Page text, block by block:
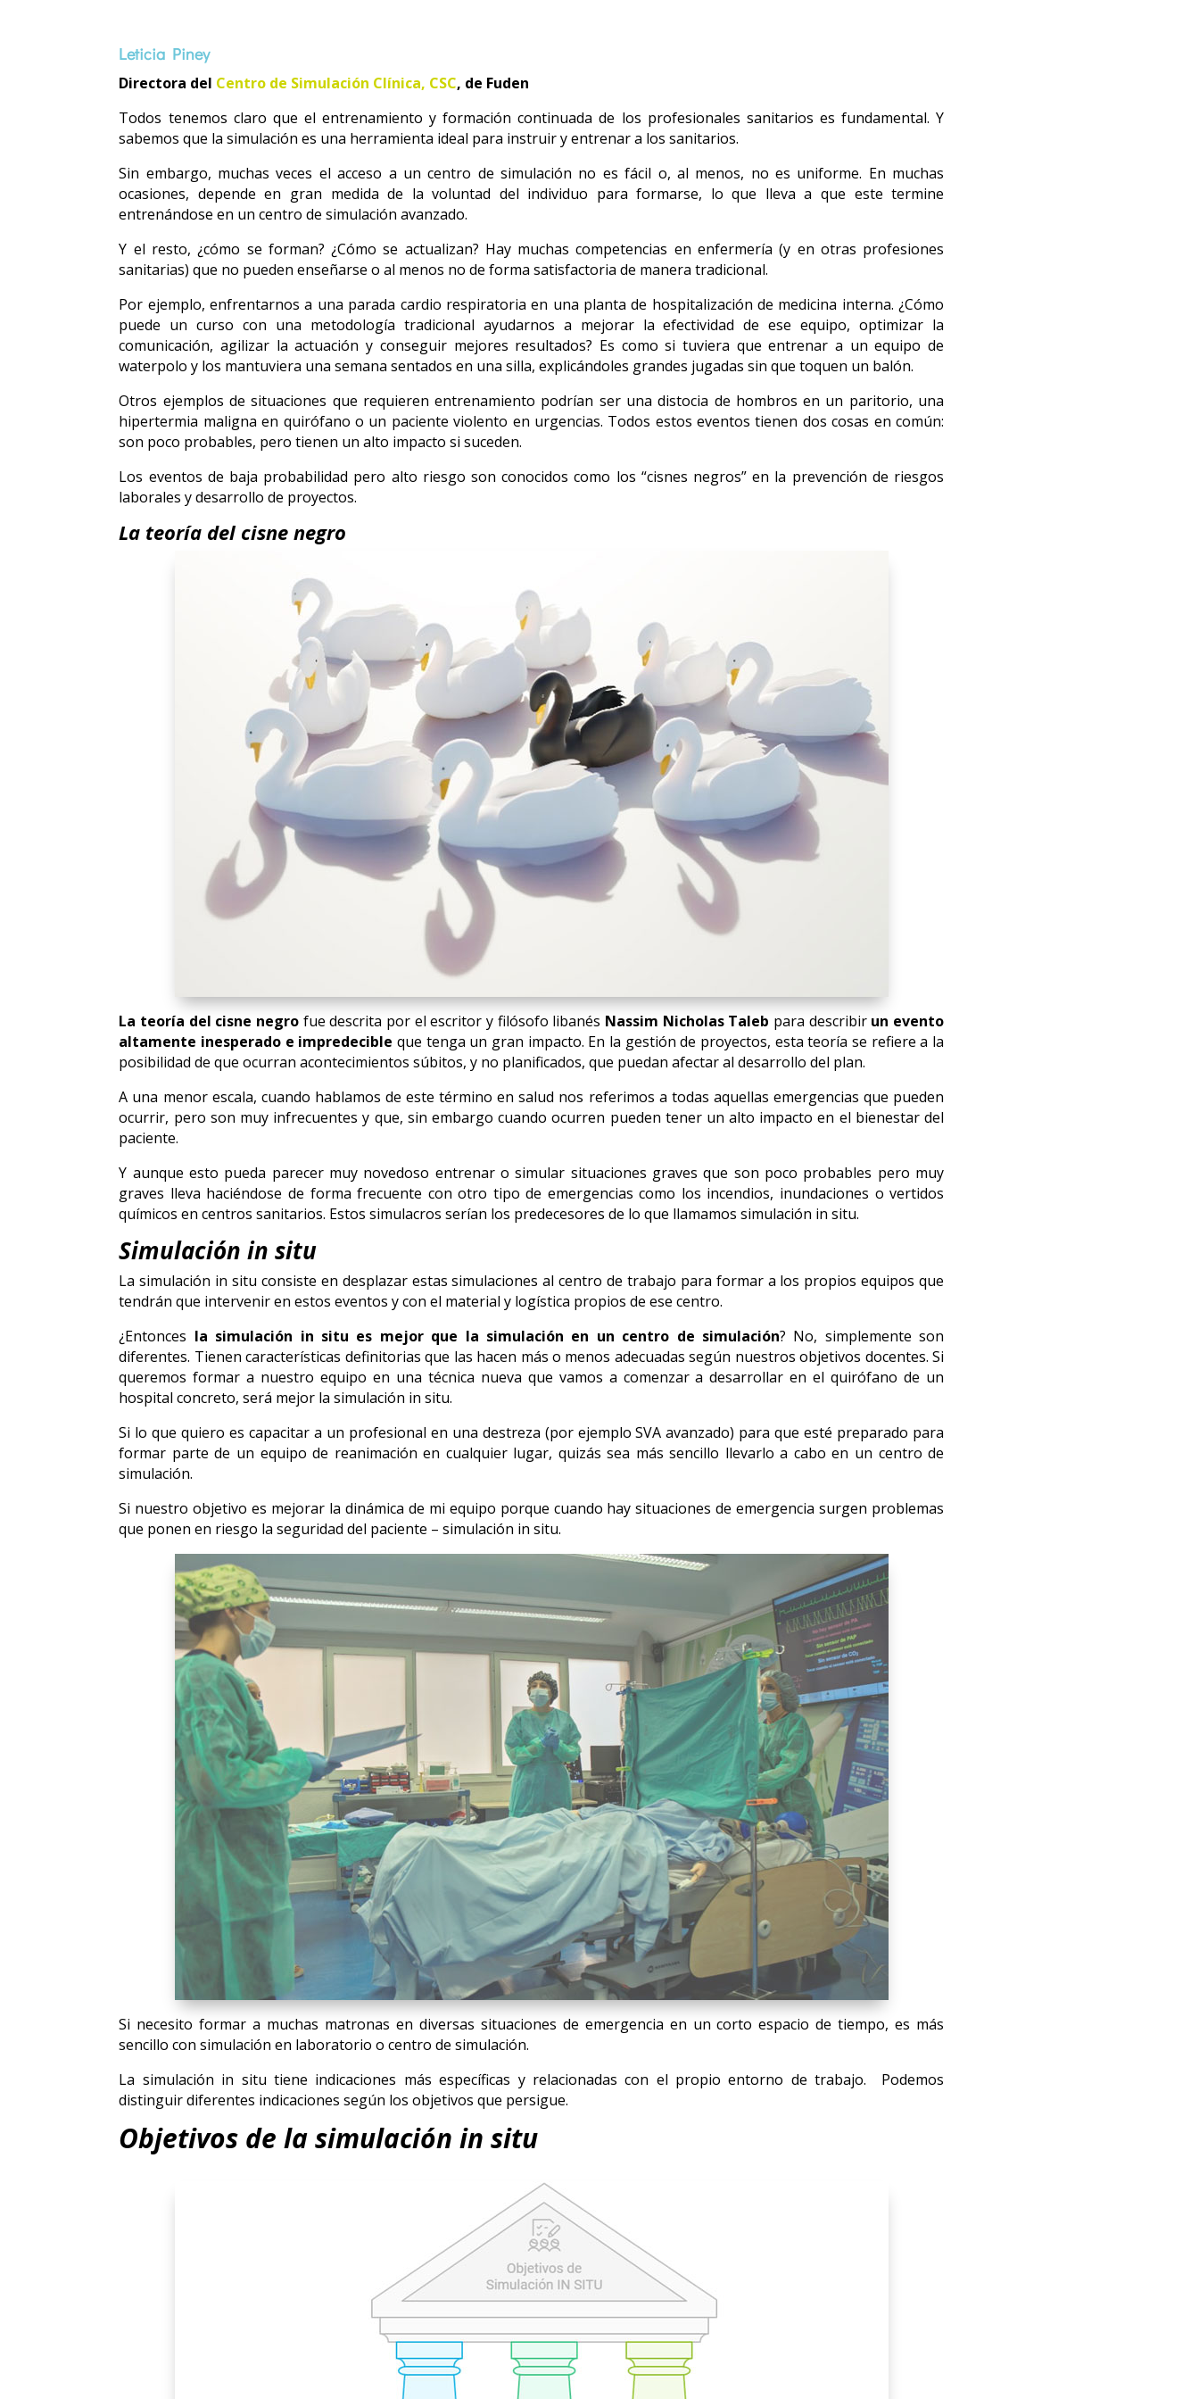
Leticia Piney
Directora del Centro de Simulación Clínica, CSC, de Fuden
Todos tenemos claro que el entrenamiento y formación continuada de los profesionales sanitarios es fundamental. Y
sabemos que la simulación es una herramienta ideal para instruir y entrenar a los sanitarios.
Sin embargo, muchas veces el acceso a un centro de simulación no es fácil o, al menos, no es uniforme. En muchas
ocasiones, depende en gran medida de la voluntad del individuo para formarse, lo que lleva a que este termine
entrenándose en un centro de simulación avanzado.
Y el resto, ¿cómo se forman? ¿Cómo se actualizan? Hay muchas competencias en enfermería (y en otras profesiones
sanitarias) que no pueden enseñarse o al menos no de forma satisfactoria de manera tradicional.
Por ejemplo, enfrentarnos a una parada cardio respiratoria en una planta de hospitalización de medicina interna. ¿Cómo
puede un curso con una metodología tradicional ayudarnos a mejorar la efectividad de ese equipo, optimizar la
comunicación, agilizar la actuación y conseguir mejores resultados? Es como si tuviera que entrenar a un equipo de
waterpolo y los mantuviera una semana sentados en una silla, explicándoles grandes jugadas sin que toquen un balón.
Otros ejemplos de situaciones que requieren entrenamiento podrían ser una distocia de hombros en un paritorio, una
hipertermia maligna en quirófano o un paciente violento en urgencias. Todos estos eventos tienen dos cosas en común:
son poco probables, pero tienen un alto impacto si suceden.
Los eventos de baja probabilidad pero alto riesgo son conocidos como los “cisnes negros” en la prevención de riesgos
laborales y desarrollo de proyectos.
La teoría del cisne negro
La teoría del cisne negro fue descrita por el escritor y filósofo libanés Nassim Nicholas Taleb para describirun evento
altamente inesperado e impredecible que tenga un gran impacto. En la gestión de proyectos, esta teoría se refiere a la
posibilidad de que ocurran acontecimientos súbitos, y no planificados, que puedan afectar al desarrollo del plan.
A una menor escala, cuando hablamos de este término en salud nos referimos a todas aquellas emergencias que pueden
ocurrir, pero son muy infrecuentes y que, sin embargo cuando ocurren pueden tener un alto impacto en el bienestar del
paciente.
Y aunque esto pueda parecer muy novedoso entrenar o simular situaciones graves que son poco probables pero muy
graves lleva haciéndose de forma frecuente con otro tipo de emergencias como los incendios, inundaciones o vertidos
químicos en centros sanitarios. Estos simulacros serían los predecesores de lo que llamamos simulación in situ.
Simulación in situ
La simulación in situ consiste en desplazar estas simulaciones al centro de trabajo para formar a los propios equipos que
tendrán que intervenir en estos eventos y con el material y logística propios de ese centro.
¿Entonces la simulación in situ es mejor que la simulación en un centro de simulación? No, simplemente son
diferentes. Tienen características definitorias que las hacen más o menos adecuadas según nuestros objetivos docentes. Si
queremos formar a nuestro equipo en una técnica nueva que vamos a comenzar a desarrollar en el quirófano de un
hospital concreto, será mejor la simulación in situ.
Si lo que quiero es capacitar a un profesional en una destreza (por ejemplo SVA avanzado) para que esté preparado para
formar parte de un equipo de reanimación en cualquier lugar, quizás sea más sencillo llevarlo a cabo en un centro de
simulación.
Si nuestro objetivo es mejorar la dinámica de mi equipo porque cuando hay situaciones de emergencia surgen problemas
que ponen en riesgo la seguridad del paciente – simulación in situ.
Si necesito formar a muchas matronas en diversas situaciones de emergencia en un corto espacio de tiempo, es más
sencillo con simulación en laboratorio o centro de simulación.
La simulación in situ tiene indicaciones más específicas y relacionadas con el propio entorno de trabajo. Podemos
distinguir diferentes indicaciones según los objetivos que persigue.
Objetivos de la simulación in situ